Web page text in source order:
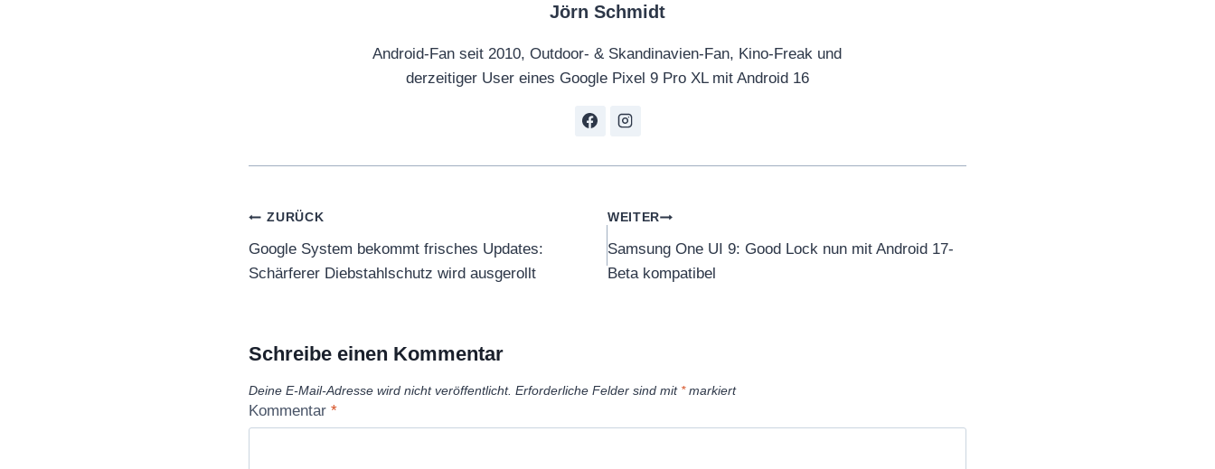
Jörn Schmidt
Android-Fan seit 2010, Outdoor- & Skandinavien-Fan, Kino-Freak und
derzeitiger User eines Google Pixel 9 Pro XL mit Android 16
Beitragsnavigation
ZURÜCK
Google System bekommt frisches Updates:
Schärferer Diebstahlschutz wird ausgerollt
WEITER
Samsung One UI 9: Good Lock nun mit Android 17-
Beta kompatibel
Schreibe einen Kommentar
Deine E-Mail-Adresse wird nicht veröffentlicht. Erforderliche Felder sind mit *markiert
Kommentar *